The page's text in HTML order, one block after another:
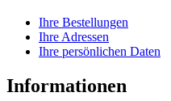
Ihre Bestellungen
Ihre Adressen
Ihre persönlichen Daten
Informationen